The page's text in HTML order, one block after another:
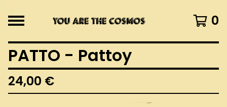
0
PATTO - Pattoy
24,00 €